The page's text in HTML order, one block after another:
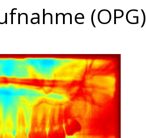
(OPG)